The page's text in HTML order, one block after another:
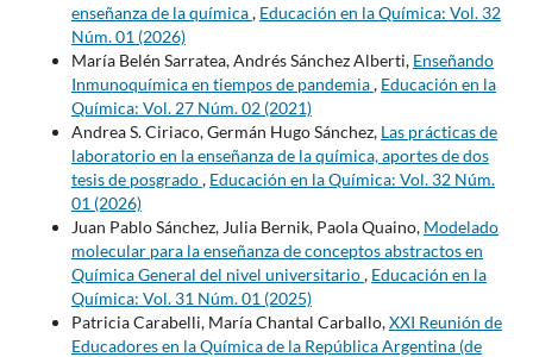
enseñanza de la química, Educación en la Química: Vol. 32
Núm. 01 (2026)
María Belén Sarratea, Andrés Sánchez Alberti, Enseñando
Inmunoquímica en tiempos de pandemia, Educación en la
Química: Vol. 27 Núm. 02 (2021)
Andrea S. Ciriaco, Germán Hugo Sánchez, Las prácticas de
laboratorio en la enseñanza de la química, aportes de dos
tesis de posgrado, Educación en la Química: Vol. 32 Núm.
01 (2026)
Juan Pablo Sánchez, Julia Bernik, Paola Quaino, Modelado
molecular para la enseñanza de conceptos abstractos en
Química General del nivel universitario, Educación en la
Química: Vol. 31 Núm. 01 (2025)
Patricia Carabelli, María Chantal Carballo,XXI Reunión de
Educadores en la Química de la República Argentina (de